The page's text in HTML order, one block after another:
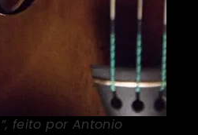
feito por Antonio